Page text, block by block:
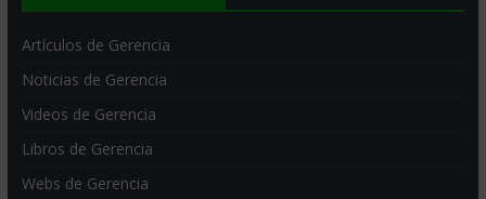
Artículos de Gerencia
Noticias de Gerencia
Videos de Gerencia
Libros de Gerencia
Webs de Gerencia